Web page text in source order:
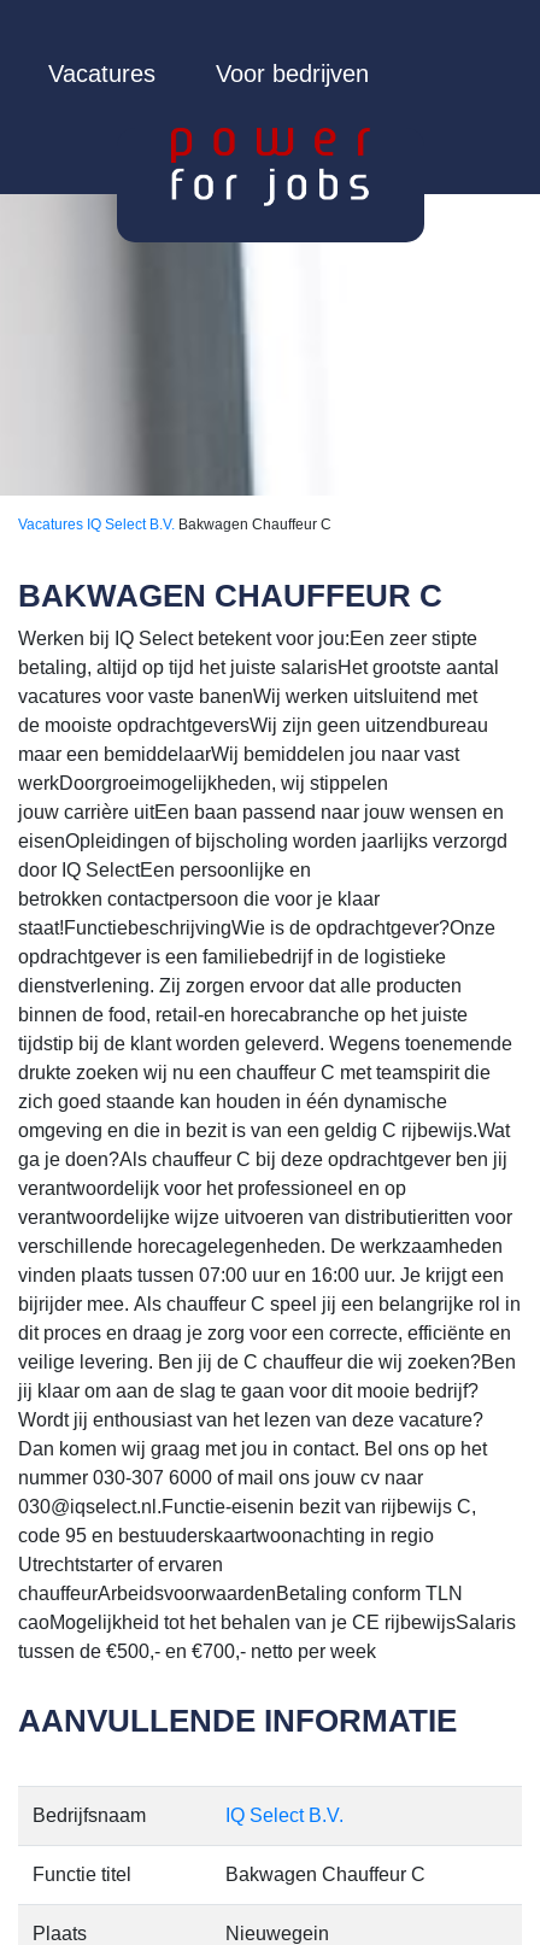
Vacatures Voor bedrijven
Vacatures IQ Select B.V. Bakwagen Chauffeur C
BAKWAGEN CHAUFFEUR C
Werken bij IQ Select betekent voor jou:Een zeer stipte
betaling, altijd op tijd het juiste salarisHet grootste aantal
vacatures voor vaste banenWij werken uitsluitend met
de mooiste opdrachtgeversWij zijn geen uitzendbureau
maar een bemiddelaarWij bemiddelen jou naar vast
werkDoorgroeimogelijkheden, wij stippelen
jouw carrière uitEen baan passend naar jouw wensen en
eisenOpleidingen of bijscholing worden jaarlijks verzorgd
door IQ SelectEen persoonlijke en
betrokken contactpersoon die voor je klaar
staat!FunctiebeschrijvingWie is de opdrachtgever?Onze
opdrachtgever is een familiebedrijf in de logistieke
dienstverlening. Zij zorgen ervoor dat alle producten
binnen de food, retail-en horecabranche op het juiste
tijdstip bij de klant worden geleverd. Wegens toenemende
drukte zoeken wij nu een chauffeur C met teamspirit die
zich goed staande kan houden in één dynamische
omgeving en die in bezit is van een geldig C rijbewijs.Wat
ga je doen?Als chauffeur C bij deze opdrachtgever ben jij
verantwoordelijk voor het professioneel en op
verantwoordelijke wijze uitvoeren van distributieritten voor
verschillende horecagelegenheden. De werkzaamheden
vinden plaats tussen 07:00 uur en 16:00 uur. Je krijgt een
bijrijder mee. Als chauffeur C speel jij een belangrijke rol in
dit proces en draag je zorg voor een correcte, efficiënte en
veilige levering. Ben jij de C chauffeur die wij zoeken?Ben
jij klaar om aan de slag te gaan voor dit mooie bedrijf?
Wordt jij enthousiast van het lezen van deze vacature?
Dan komen wij graag met jou in contact. Bel ons op het
nummer 030-307 6000 of mail ons jouw cv naar
030@iqselect.nl.Functie-eisenin bezit van rijbewijs C,
code 95 en bestuuderskaartwoonachting in regio
Utrechtstarter of ervaren
chauffeurArbeidsvoorwaardenBetaling conform TLN
caoMogelijkheid tot het behalen van je CE rijbewijsSalaris
tussen de €500,- en €700,- netto per week
AANVULLENDE INFORMATIE
Bedrijfsnaam IQ Select B.V.
Functie titel Bakwagen Chauffeur C
Plaats Nieuwegein